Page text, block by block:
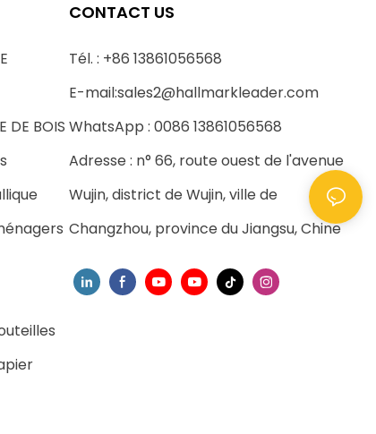
DE BOIS
CONTACT US
Tél. : +86 13861056568
E-mail:sales2@hallmarkleader.com
WhatsApp : 0086 13861056568
Adresse : n° 66, route ouest de l'avenue
Wujin, district de Wujin, ville de
Changzhou, province du Jiangsu, Chine